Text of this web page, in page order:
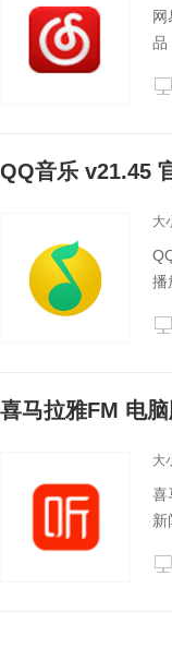
品
QQ音乐 v21.45
大
播
喜马拉雅FM 电
大
喜
新